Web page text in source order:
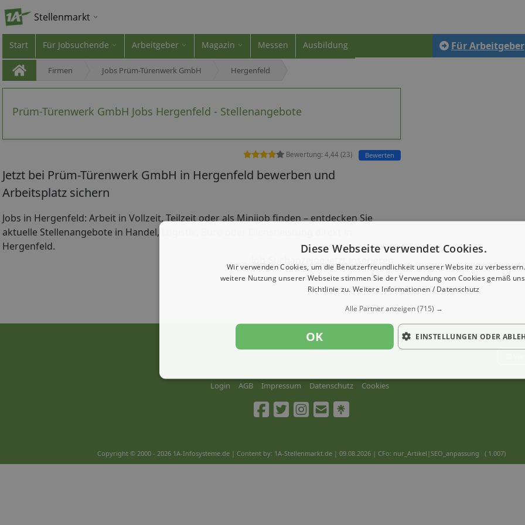
Stellenmarkt
Start Für Jobsuchende Arbeitgeber Magazin Messen Ausbildung Für Arbeitgeber
Firmen Jobs Prüm-Türenwerk GmbH Hergenfeld
Prüm-Türenwerk GmbH Jobs Hergenfeld - Stellenangebote
Bewertung: 4,44 (23) Bewerten
Jetzt bei Prüm-Türenwerk GmbH in Hergenfeld bewerben und
Arbeitsplatz sichern
Jobs in Hergenfeld: Arbeit in Vollzeit, Teilzeit oder als Minijob finden – entdecken Sie
aktuelle Stellenangebote in Handel, Logistik, Büro oder Dienstleistung direkt in
Hergenfeld.
Login AGB Impressum Datenschutz Cookies
Copyright © 2000 - 2026 1A-Infosysteme.de | Content by: 1A-Stellenmarkt.de | 09.08.2026 | CFo: nur_Artikel|SEO_anpassung ( 1.007)
Diese Webseite verwendet Cookies.
Wir verwenden Cookies, um die Benutzerfreundlichkeit unserer Website zu
weitere Nutzung unserer Webseite stimmen Sie der Verwendung von Cookies gemäß
Richtlinie zu. Weitere Informationen / Datenschutz
Alle Partner anzeigen(715) →
OK EINSTELLUNGEN ODER